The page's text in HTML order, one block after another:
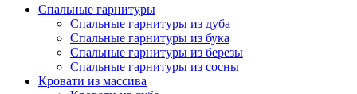
Спальные гарнитуры
Спальные гарнитуры из дуба
Спальные гарнитуры из бука
Спальные гарнитуры из березы
Спальные гарнитуры из сосны
Кровати из массива